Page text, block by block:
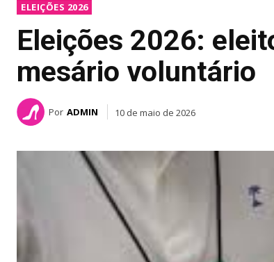
ELEIÇÕES 2026
Eleições 2026:
mesário voluntário
Por ADMIN 10 de maio de 2026